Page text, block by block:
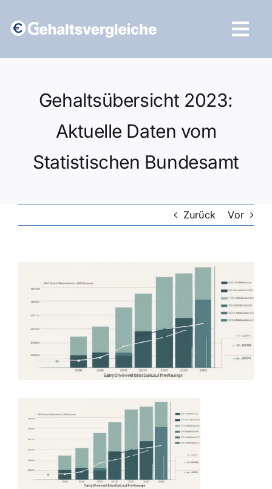
Inhalt
Gehaltsübersicht 2023:
Aktuelle Daten vom
Statistischen Bundesamt
Zurück Vor
grösseres
Bild